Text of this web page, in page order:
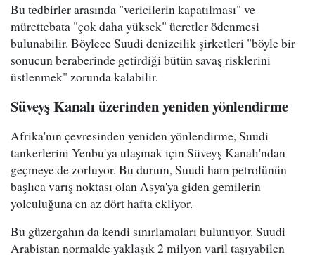
Bu tedbirler arasında "vericilerin kapatılması" ve
mürettebata "çok daha yüksek" ücretler ödenmesi
bulunabilir. Böylece Suudi denizcilik şirketleri "böyle bir
sonucun beraberinde getirdiği bütün savaş risklerini
üstlenmek" zorunda kalabilir.
Süveyş Kanalı üzerinden yeniden yönlendirme
Afrika'nın çevresinden yeniden yönlendirme, Suudi
tankerlerini Yenbu'ya ulaşmak için Süveyş Kanalı'ndan
geçmeye de zorluyor. Bu durum, Suudi ham petrolünün
başlıca varış noktası olan Asya'ya giden gemilerin
yolculuğuna en az dört hafta ekliyor.
Bu güzergahın da kendi sınırlamaları bulunuyor. Suudi
Arabistan normalde yaklaşık 2 milyon varil taşıyabilen